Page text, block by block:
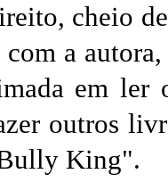
cheio
a
em ler
outros
King".